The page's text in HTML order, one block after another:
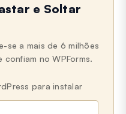
e Soltar
se a mais de 6 milhões
no WPForms.
para instalar